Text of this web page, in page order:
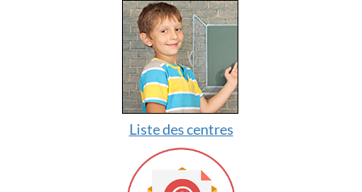
Liste des centres